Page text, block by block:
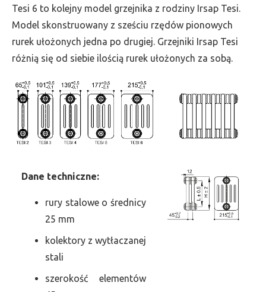
wys.
2000,
szer.
585,
4393
Tesi 6 to kolejny model grzejnika z rodziny Irsap Tesi.
Model skonstruowany z sześciu rzędów pionowych
rurek ułożonych jedna po drugiej. Grzejniki Irsap Tesi
różnią się od siebie ilością rurek ułożonych za sobą.
Dane techniczne:
rury stalowe o średnicy
25 mm
kolektory z wytłaczanej
stali
szerokość elementów